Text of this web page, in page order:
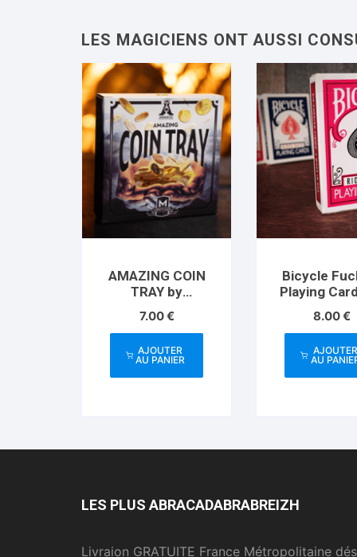
AMAZING COIN
TRAY by
– Trick
7.00€
AJOUTER
AU PANIER
Bicycle
Playing
Co
8.00€
AJOUTER
AU
LES PLUS ABRACADABRABREIZH
Livraion GRATUITE France Métropolitaine dés